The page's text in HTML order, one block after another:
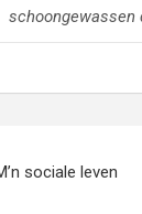
schoongewassen
sociale leven